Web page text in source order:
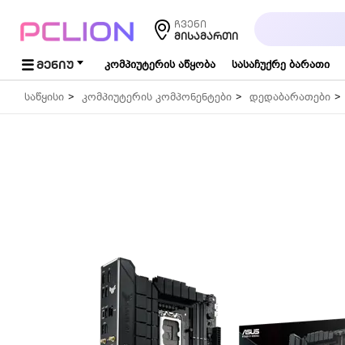
ჩვენი
ᲛᲘᲡᲐᲛᲐᲠᲗᲘ
ᲛᲔᲜᲘᲣ კომპიუტერის აწყობა სასაჩუქრე ბარათი
საწყისი კომპიუტერის კომპონენტები დედაბარათები